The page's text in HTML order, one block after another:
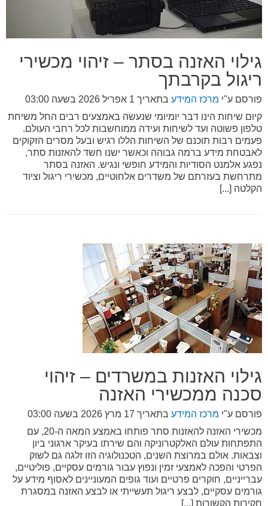
גילוי האזנה בסתר – זיהוי מכשירי
ריגול בקרבתך
פורסם ע"י מרכז המידע בתאריך 1 אפריל 2026 בשעה 03:00
קיום שיחות הינו דבר יומיומי שנעשה באמצעים רבים החל משיחת
טלפון פשוטה ועד לשיחות ועידה ממוחשבות לכל רחבי העולם.
פעמים רבות תוכנם של השיחות הללו רגיש ובעל מסרים הזקוקים
לאבטחת מידע ברמה גבוהה וכאשר ישנו חשד להאזנות סתר,
נפגע אלמנט הסודיות והמידע חופשי ונגיש. האזנה בסתר
מתרחשת בעזרתם של משדרים אלחוטיים, מכשירי ריגול וציוד
הקלטה [...]
גילוי האזנות במשרדים – זיהוי
סכנה ממכשירי האזנה
פורסם ע"י מרכז המידע בתאריך 17 מרץ 2026 בשעה 03:00
מכשירי האזנה להאזנות סתר פותחו באמצע המאה ה-20, עם
התפתחות עולם האלקטרוניקה והם שירתו בעיקר ארגוני ביון
וצבאות. אולם במרוצת השנים, הטכנולוגיה הזו זלגה גם לשוק
הפרטי והפכה לאמצעי זמין ונפוץ עבור גורמים עסקיים, פוליטיים,
עברייניים, חוקרים פרטיים ועוד גופים המעוניינים לאסוף מידע על
גורמים עסקיים, לבצע ריגול תעשייתי או לבצע האזנה במסגרת
חקירות הקשורות [...]